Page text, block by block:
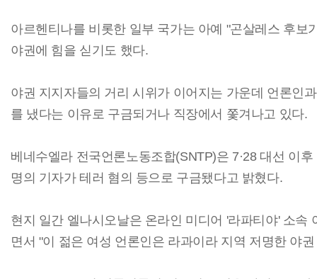
아르헨티나를 비롯한 일부 국가는 아예 "곤살레스 후보
야권에 힘을 싣기도 했다.
야권 지지자들의 거리 시위가 이어지는 가운데 언론인
를 냈다는 이유로 구금되거나 직장에서 쫓겨나고 있다.
베네수엘라 전국언론노동조합(SNTP)은 7·28 대선 이
명의 기자가 테러 혐의 등으로 구금됐다고 밝혔다.
현지 일간 엘나시오날은 온라인 미디어 '라파티야' 소속
면서 "이 젊은 여성 언론인은 라과이라 지역 저명한 야